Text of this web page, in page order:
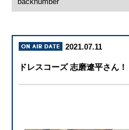
2021.07.11
ドレスコーズ 志磨遼平さん！